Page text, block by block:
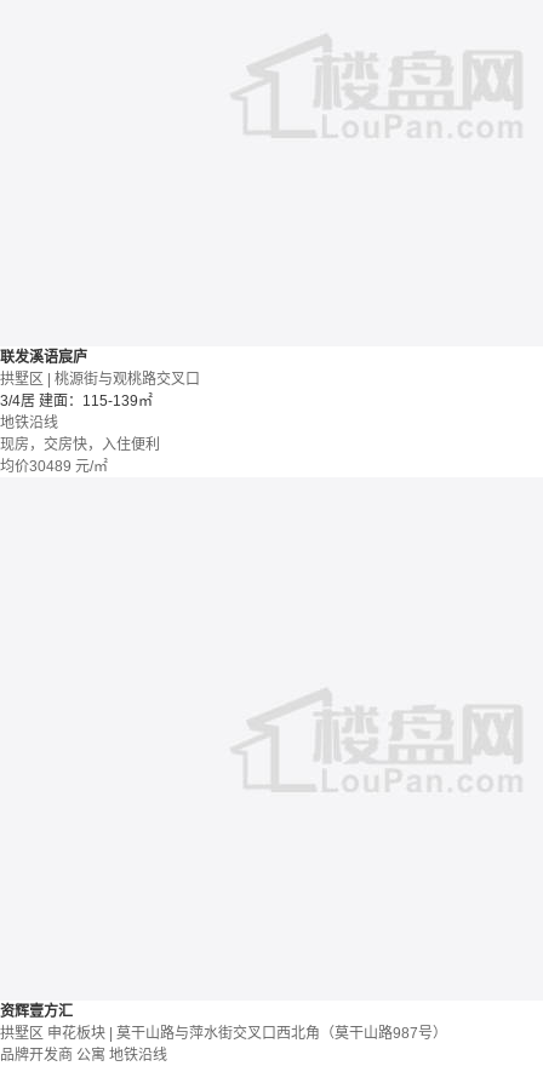
联发溪语宸庐
拱墅区 | 桃源街与观桃路交叉口
3/4居 建面：115-139㎡
地铁沿线
现房，交房快，入住便利
均价30489 元/㎡
资辉壹方汇
拱墅区 申花板块 | 莫干山路与萍水街交叉口西北角（莫干山路987号）
品牌开发商 公寓 地铁沿线